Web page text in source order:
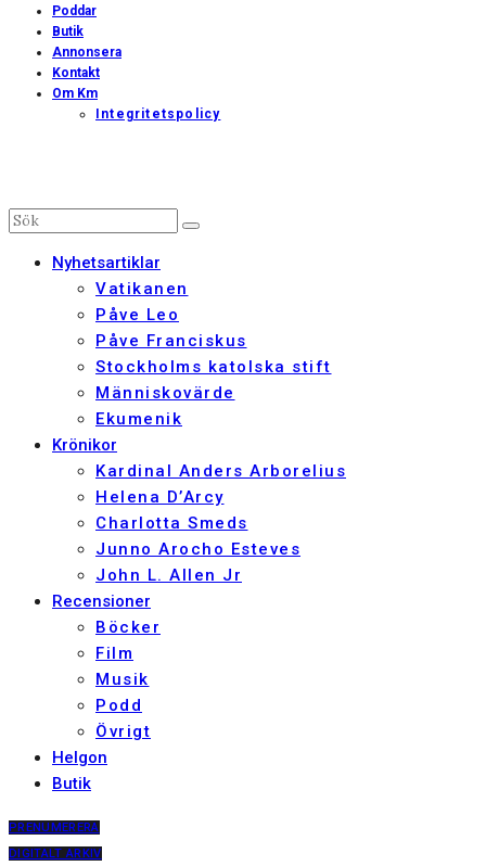
Poddar
Butik
Annonsera
Kontakt
Om Km
Integritetspolicy
Nyhetsartiklar
Vatikanen
Påve Leo
Påve Franciskus
Stockholms katolska stift
Människovärde
Ekumenik
Krönikor
Kardinal Anders Arborelius
Helena D’Arcy
Charlotta Smeds
Junno Arocho Esteves
John L. Allen Jr
Recensioner
Böcker
Film
Musik
Podd
Övrigt
Helgon
Butik
PRENUMERERA
DIGITALT ARKIV